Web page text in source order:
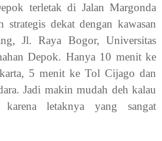
terletak di Jalan Margonda
dekat dengan kawasan
Jl. Raya Bogor, Universitas
Depok. Hanya 10 menit ke
5 menit ke Tol Cijago dan
Jadi makin mudah deh kalau
karena letaknya yang sangat